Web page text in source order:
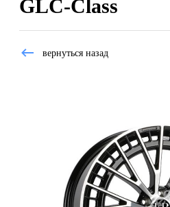
GLC-Class
вернуться назад